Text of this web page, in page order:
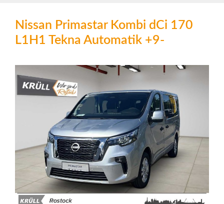
Nissan Primastar Kombi dCi 170
L1H1 Tekna Automatik +9-